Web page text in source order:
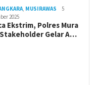
, MUSIRAWAS
5
2025
Ekstrim, Polres Mura
Gelar A…